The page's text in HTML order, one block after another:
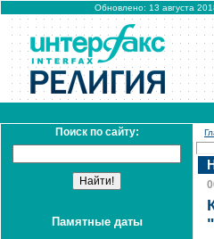
Обновлено: 13 августа
Поиск по сайту:
Памятные даты